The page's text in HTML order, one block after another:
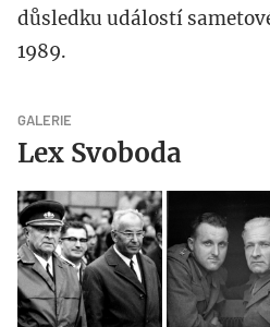
důsledku událostí
1989.
GALERIE
Lex Svoboda